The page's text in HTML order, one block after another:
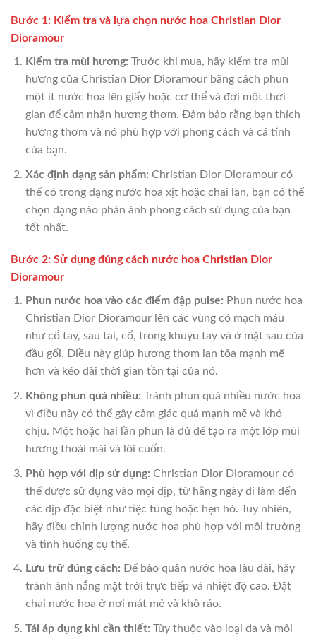
Bước 1: Kiểm tra và lựa chọn nước hoa Christian Dior
Dioramour
Kiểm tra mùi hương: Trước khi mua, hãy kiểm tra mùi
hương của Christian Dior Dioramour bằng cách phun
một ít nước hoa lên giấy hoặc cơ thể và đợi một thời
gian để cảm nhận hương thơm. Đảm bảo rằng bạn thích
hương thơm và nó phù hợp với phong cách và cá tính
của bạn.
Xác định dạng sản phẩm: Christian Dior Dioramour có
thể có trong dạng nước hoa xịt hoặc chai lăn, bạn có thể
chọn dạng nào phản ánh phong cách sử dụng của bạn
tốt nhất.
Bước 2: Sử dụng đúng cách nước hoa Christian Dior
Dioramour
Phun nước hoa vào các điểm đập pulse: Phun nước hoa
Christian Dior Dioramour lên các vùng có mạch máu
như cổ tay, sau tai, cổ, trong khuỷu tay và ở mặt sau của
đầu gối. Điều này giúp hương thơm lan tỏa mạnh mẽ
hơn và kéo dài thời gian tồn tại của nó.
Không phun quá nhiều: Tránh phun quá nhiều nước hoa
vì điều này có thể gây cảm giác quá mạnh mẽ và khó
chịu. Một hoặc hai lần phun là đủ để tạo ra một lớp mùi
hương thoải mái và lôi cuốn.
Phù hợp với dịp sử dụng: Christian Dior Dioramour có
thể được sử dụng vào mọi dịp, từ hằng ngày đi làm đến
các dịp đặc biệt như tiệc tùng hoặc hẹn hò. Tuy nhiên,
hãy điều chỉnh lượng nước hoa phù hợp với môi trường
và tình huống cụ thể.
Lưu trữ đúng cách: Để bảo quản nước hoa lâu dài, hãy
tránh ánh nắng mặt trời trực tiếp và nhiệt độ cao. Đặt
chai nước hoa ở nơi mát mẻ và khô ráo.
Tái áp dụng khi cần thiết: Tùy thuộc vào loại da và môi